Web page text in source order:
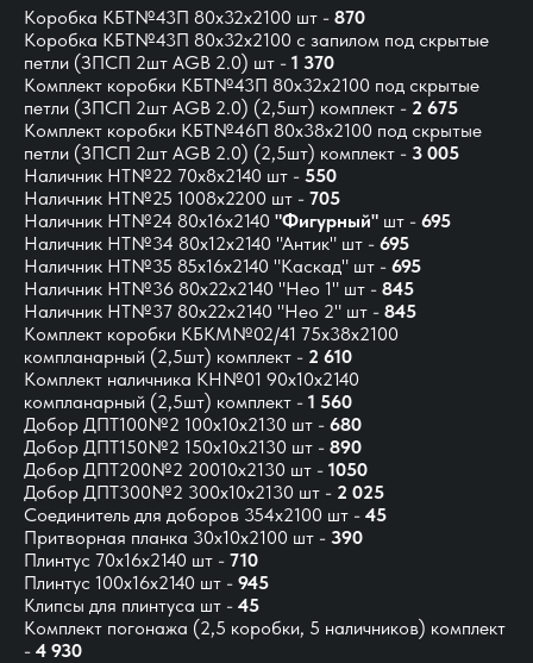
Коробка КБТ№43П 80х32х2100 шт - 870
Коробка КБТ№43П 80х32х2100 с запилом под скрытые
петли (ЗПСП 2шт AGB 2.0) шт - 1 370
Комплект коробки КБТ№43П 80x32x2100 под скрытые
петли (ЗПСП 2шт AGB 2.0) (2,5шт) комплект - 2 675
Комплект коробки КБТ№46П 80x38x2100 под скрытые
петли (ЗПСП 2шт AGB 2.0) (2,5шт) комплект - 3 005
Наличник НТ№22 70х8х2140 шт - 550
Наличник НТ№25 1008х2200 шт - 705
Наличник НТ№24 80х16х2140 "Фигурный" шт - 695
Наличник НТ№34 80х12х2140 "Антик" шт - 695
Наличник НТ№35 85х16х2140 "Каскад" шт - 695
Наличник НТ№36 80х22х2140 "Нео 1" шт - 845
Наличник НТ№37 80х22х2140 "Нео 2" шт - 845
Комплект коробки КБКМ№02/41 75х38х2100
компланарный (2,5шт) комплект - 2 610
Комплект наличника КН№01 90х10х2140
компланарный (2,5шт) комплект - 1 560
Добор ДПТ100№2 100х10х2130 шт - 680
Добор ДПТ150№2 150х10х2130 шт - 890
Добор ДПТ200№2 20010х2130 шт - 1050
Добор ДПТ300№2 300х10х2130 шт - 2 025
Соединитель для доборов 354х2100 шт - 45
Притворная планка 30х10х2100 шт - 390
Плинтус 70х16х2140 шт - 710
Плинтус 100х16х2140 шт - 945
Клипсы для плинтуса шт - 45
Комплект погонажа (2,5 коробки, 5 наличников) комплект
- 4 930